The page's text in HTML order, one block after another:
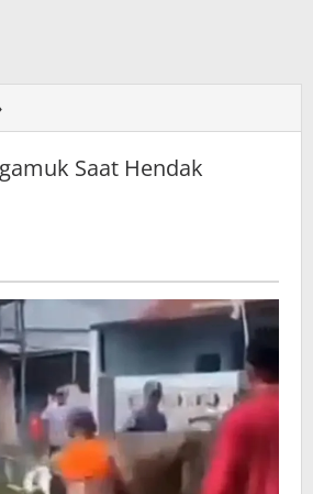
Kurban
Ngamuk
Saat
Saat Hendak